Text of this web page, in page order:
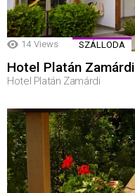
14 Views SZÁLLODA
Hotel Platán Zamárdi
Hotel Platán Zamárdi